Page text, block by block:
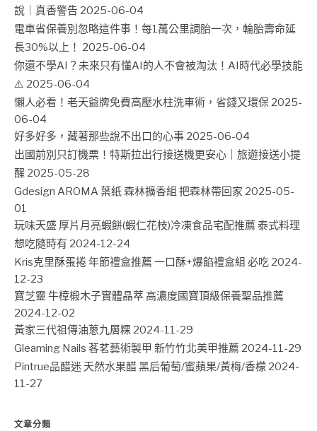
說｜真香警告 2025-06-04
電車省保養別忽略這件事！每1萬公里調胎一次，輪胎壽命延
長30%以上！ 2025-06-04
你還不學AI？未來只有懂AI的人不會被淘汰！AI時代必學技能
⚠️ 2025-06-04
懶人必看！老天爺牌免費高壓水柱洗車術，省錢又環保 2025-
06-04
好多好多，藏著那些說不出口的心事 2025-06-04
出國前別只訂機票！特斯拉出行接送機更安心｜旅遊接送小提
醒 2025-05-28
Gdesign AROMA 葉紙 森林擴香組 把森林帶回家 2025-05-
01
玩味天盛 厚片月亮蝦餅(蝦仁花枝)冷凍食品宅配推薦 泰式料理
想吃隨時有 2024-12-24
Kris克里酥蛋捲 年節禮盒推薦 一口酥+爆餡禮盒組 必吃 2024-
12-23
寶芝靈 牛樟椴木子實體晶萃 高濃度國寶頂級保養聖品推薦
2024-12-02
黃家三代祖傳油蔥九層粿 2024-11-29
Gleaming Nails 茖茗藝術製甲 新竹竹北美甲推薦 2024-11-29
Pintrue品醋迷 天然水果醋 黑后葡萄/蜜蘋果/黃梅/香檬 2024-
11-27
文章分類